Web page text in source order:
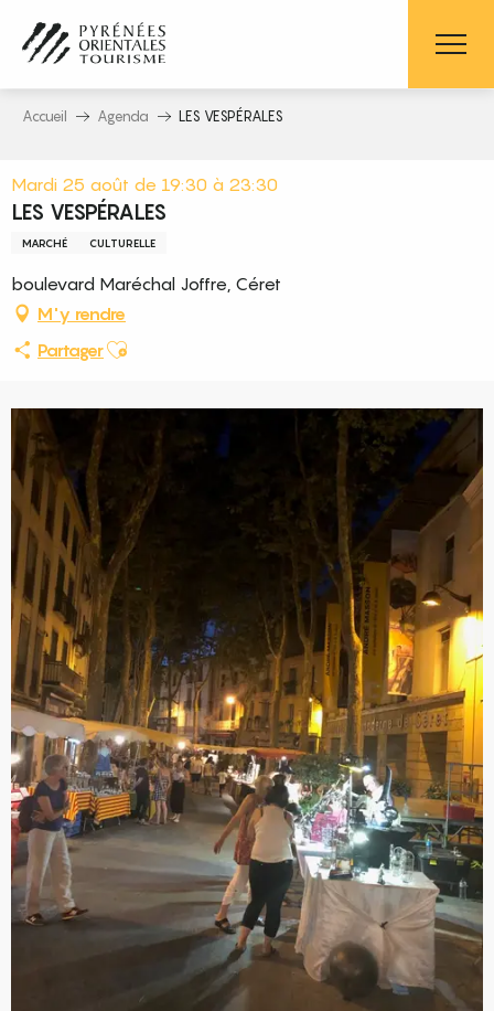
contenu
principal
Accueil Agenda LES VESPÉRALES
Mardi 25 août de 19:30 à 23:30
LES VESPÉRALES
MARCHÉ CULTURELLE
boulevard Maréchal Joffre, Céret
M'y rendre
PartagerAjouter aux favoris